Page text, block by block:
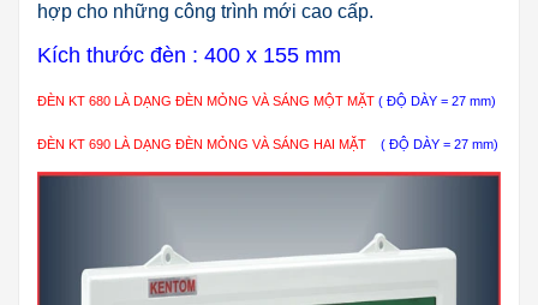
hợp cho những công trình mới cao cấp.
Kích thước đèn : 400 x 155 mm
ĐÈN KT 680 LÀ DẠNG ĐÈN MỎNG VÀ SÁNG MỘT MẶT ( ĐỘ DÀY = 27 mm)
ĐÈN KT 690 LÀ DẠNG ĐÈN MỎNG VÀ SÁNG HAI MẶT ( ĐỘ DÀY = 27 mm)